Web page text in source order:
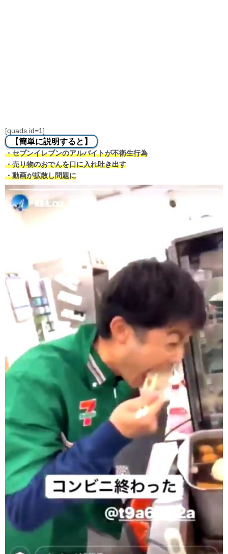
[quads id=1]
【簡単に説明すると】
・セブンイレブンのアルバイトが不衛生行為
・売り物のおでんを口に入れ吐き出す
・動画が拡散し問題に